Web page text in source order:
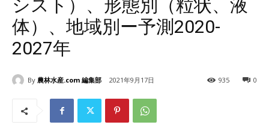
シスト）、形態別（粒状、液
体）、地域別ー予測2020-
2027年
By 農林水産.com 編集部 2021年9月17日 0
935